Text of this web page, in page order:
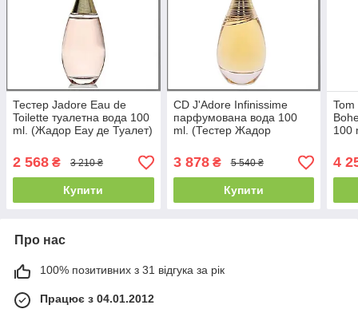
Тестер Jadore Eau de
Toilette туалетна вода 100
ml. (Жадор Еау де Туалет)
2 568 ₴ 3 210 ₴
Купити
CD J'Adore Infinissime
парфумована вода 100
ml. (Тестер Жадор
Парфум)
3 878₴ 5 540 ₴
Купити
100
4
Про нас
100% позитивних з 31 відгука за рік
Працює з 04.01.2012